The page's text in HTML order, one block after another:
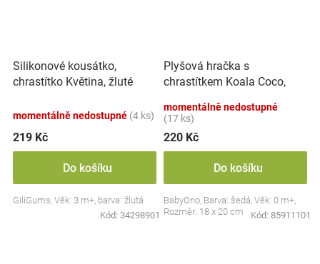
Silikonové kousátko,
chrastítko Květina, žluté
momentálně nedostupné (4 ks)
219 Kč
Do košíku
GiliGums, Věk: 3 m+, barva: žlutá
Kód: 34298901
Plyšová hračka s
chrastítkem Koala Coco,
momentálně nedostupné
(17 ks)
220 Kč
Do košíku
BabyOno, Barva: šedá, Věk: 0 m+,
Rozměr: 18 x 20 cm
Kód: 85911101